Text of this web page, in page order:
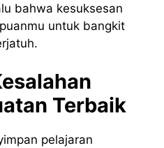
bahwa kesuksesan
untuk bangkit
Terbaik
pelajaran